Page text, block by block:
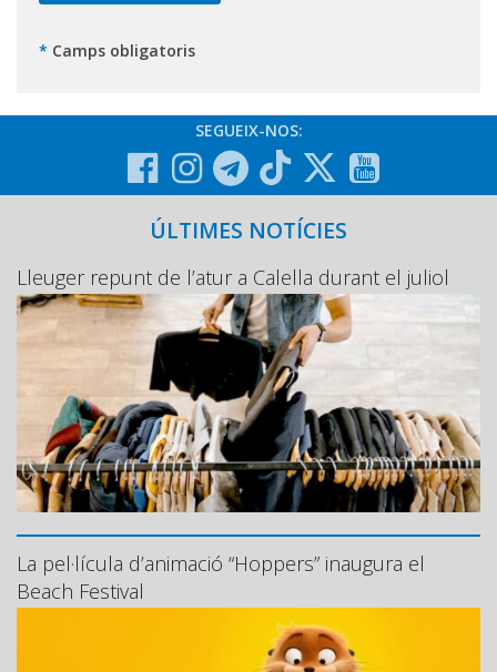
* Camps obligatoris
SEGUEIX-NOS:
ÚLTIMES NOTÍCIES
Lleuger repunt de l’atur a Calella durant el juliol
La pel·lícula d’animació “Hoppers” inaugura el
Beach Festival